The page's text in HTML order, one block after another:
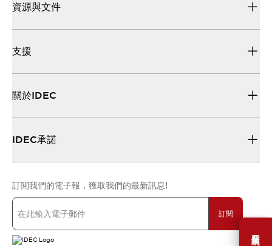
需要幫助嗎？
資源與文件
支援
關於IDEC
IDEC承諾
訂閱我們的電子報，獲取我們的最新訊息!
訂閱